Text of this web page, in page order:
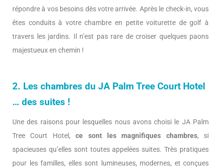
répondre à vos besoins dès votre arrivée. Après le check-in, vous
êtes conduits à votre chambre en petite voiturette de golf à
travers les jardins. Il n’est pas rare de croiser quelques paons
majestueux en chemin !
2. Les chambres du JA Palm Tree Court Hotel
… des suites !
Une des raisons pour lesquelles nous avons choisi le JA Palm
Tree Court Hotel,ce sont les magnifiques chambres, si
spacieuses qu’elles sont toutes appelées suites. Très pratiques
pour les familles, elles sont lumineuses, modernes, et conçues